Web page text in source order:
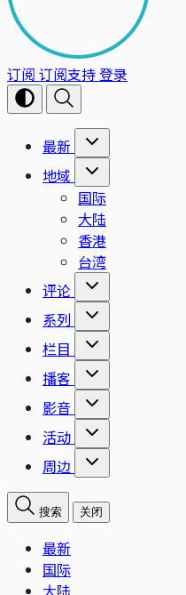
订阅 订阅支持登录
最新
地域
国际
大陆
香港
台湾
评论
系列
栏目
播客
影音
活动
周边
搜索 关闭
最新
国际
大陆